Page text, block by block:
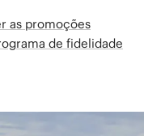
as promoções
de fidelidade